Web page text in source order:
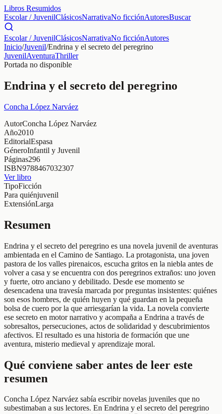
Libros Resumidos
Escolar / JuvenilClásicosNarrativaNo ficciónAutoresBuscar
Escolar / JuvenilClásicosNarrativaNo ficciónAutores
Inicio/Juvenil/Endrina y el secreto del peregrino
JuvenilAventuraThriller
Portada no disponible
Endrina y el secreto del peregrino
Concha López Narváez
AutorConcha López Narváez
Año2010
EditorialEspasa
GéneroInfantil y Juvenil
Páginas296
ISBN9788467032307
Ver libro
TipoFicción
Para quiénjuvenil
ExtensiónLarga
Resumen
Endrina y el secreto del peregrino es una novela juvenil de aventuras
ambientada en el Camino de Santiago. La protagonista, una joven
pastora de los valles pirenaicos, escucha gritos en la niebla antes de
volver a casa y se encuentra con dos peregrinos extraños: uno joven
y fuerte, otro anciano y debilitado. Desde ese momento se
desencadena una travesía marcada por preguntas insistentes: quiénes
son esos hombres, de quién huyen y qué guardan en la pequeña
bolsa de cuero por la que arriesgarían la vida. La novela convierte
ese secreto en motor narrativo y acompaña a Endrina a través de
sobresaltos, persecuciones, actos de solidaridad y descubrimientos
afectivos. El resultado es una historia de formación que une
aventura, misterio medieval y aprendizaje moral.
Qué conviene saber antes de leer este
resumen
Concha López Narváez sabía escribir novelas juveniles que no
subestimaban a sus lectores. En Endrina y el secreto del peregrino